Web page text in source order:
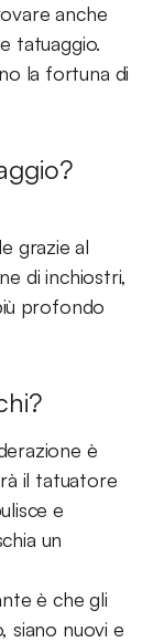
anche
tatuaggio.
la fortuna di
grazie al
di inchiostri,
profondo
è
il tatuatore
e
un
è che gli
siano nuovi e